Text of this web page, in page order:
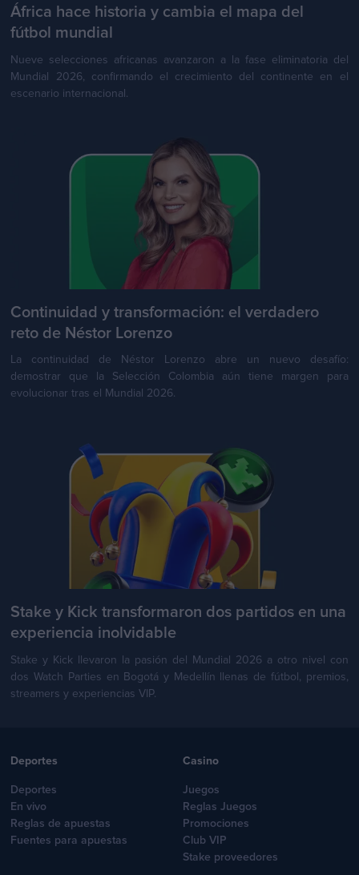
África hace historia y cambia el mapa del
fútbol mundial
Nueve selecciones africanas avanzaron a la fase eliminatoria del
Mundial 2026, confirmando el crecimiento del continente en el
escenario internacional.
Continuidad y transformación: el verdadero
reto de Néstor Lorenzo
La continuidad de Néstor Lorenzo abre un nuevo desafío:
demostrar que la Selección Colombia aún tiene margen para
evolucionar tras el Mundial 2026.
Stake y Kick transformaron dos partidos en una
experiencia inolvidable
Stake y Kick llevaron la pasión del Mundial 2026 a otro nivel con
dos Watch Parties en Bogotá y Medellín llenas de fútbol, premios,
streamers y experiencias VIP.
Deportes
Deportes
En vivo
Reglas de apuestas
Fuentes para apuestas
Casino
Juegos
Reglas Juegos
Promociones
Club VIP
Stake proveedores